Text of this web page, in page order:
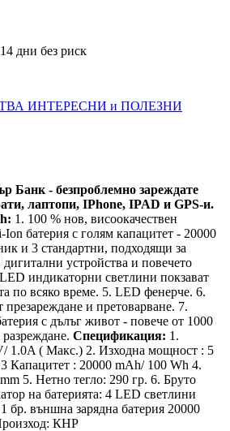
14 дни без риск
ИНТЕРЕСНИ и ПОЛЕЗНИ
Банк - безпроблемно зареждате
лаптопи, IPhone, IPAD и GPS-и.
1. 100 % нов, висоокачествен
батерия с голям капацитет - 20000
и 3 стандартни, подходящи за
устройства и повечето
индикаторни светлини покзават
по всяко време. 5. LED фенерче. 6.
презареждане и претоварване. 7.
с дълъг живот - повече от 1000
Спецификация: 1.
1.0A ( Макс.) 2. Изходна мощност : 5
Капацитет : 20000 mAh/ 100 Wh 4.
5. Нетно тегло: 290 гр. 6. Бруто
на батерията: 4 LED светлини
1 бр. външна зарядна батерия 20000
КНР